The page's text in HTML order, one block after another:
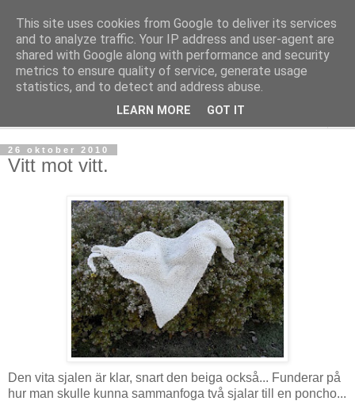
mönsterlöst
virkning och stickning maskor och varv, mönsterlöst
26 oktober 2010
Vitt mot vitt.
Den vita sjalen är klar, snart den beiga också... Funderar på
hur man skulle kunna sammanfoga två sjalar till en poncho...
This site uses cookies from Google to deliver its services
and to analyze traffic. Your IP address and user-agent are
shared with Google along with performance and security
metrics to ensure quality of service, generate usage
statistics, and to detect and address abuse.
LEARN MORE GOT IT